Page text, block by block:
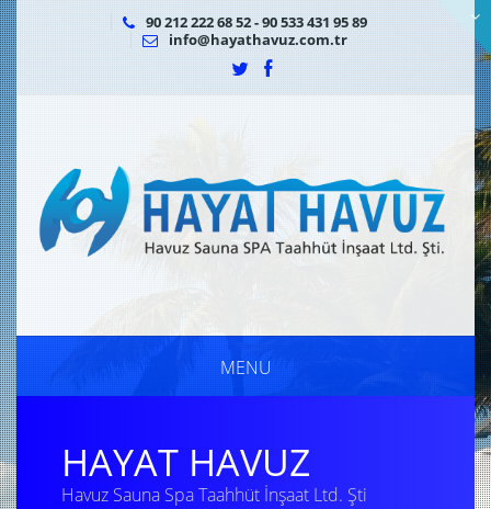
90 212 222 68 52 - 90 533 431 95 89
info@hayathavuz.com.tr
MENU
HAYAT HAVUZ
Havuz Sauna Spa Taahhüt İnşaat Ltd. Şti